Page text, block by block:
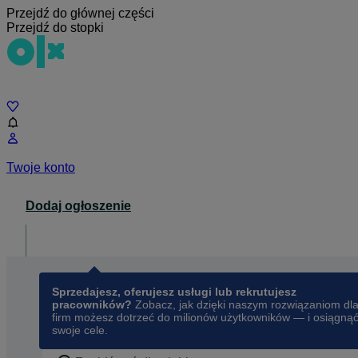
Przejdź do głównej części
Przejdź do stopki
Twoje konto
Dodaj ogłoszenie
Sprzedajesz, oferujesz usługi lub rekrutujesz
pracowników? Zobacz, jak dzięki naszym rozwiązaniom dla
firm możesz dotrzeć do milionów użytkowników — i osiągnąć
swoje cele.